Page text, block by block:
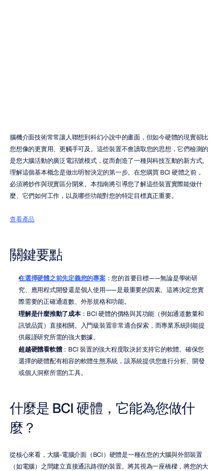
腦機介面技術常常讓人聯想到科幻小說中的畫面，但如今硬體的現實卻比
您想像的更實用、更觸手可及。這些裝置不會讀取您的思想，它們檢測的
是您大腦活動的廣泛電訊號模式，從而創造了一種與科技互動的新方式。
理解這個基本概念是做出明智決定的第一步。在您購買 BCI 硬體之前，
必須將炒作與現實區分開來。本指南將引導您了解這些裝置實際能做什
麼、它們如何工作，以及哪些功能對您的特定目標真正重要。
查看產品
關鍵要點
在選擇硬體之前先定義您的專案：您的首要目標——無論是學術研
究、應用程式開發還是個人使用——是最重要的因素。這將決定您實
際需要的正確通道數、外形規格和功能。
理解是什麼推動了成本：BCI 硬體的價格與其功能（例如通道數量和
訊號品質）直接相關。入門級裝置非常適合探索，而專業系統則能提
供嚴謹研究所需的強大數據。
超越硬體看軟體：BCI 裝置的強大程度取決於支持它的軟體。確保您
選擇的硬體配有相容的軟體生態系統，該系統提供您進行分析、開發
或個人洞察所需的工具。
什麼是 BCI 硬體，它能為您做什
麼？
從核心來看，大腦-電腦介面（BCI）硬體是一種在您的大腦與外部裝置
（如電腦）之間建立直接通訊路徑的裝置。將其視為一座橋樑，將您的大